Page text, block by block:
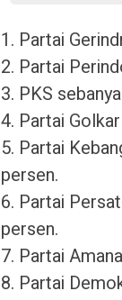
1. Partai
2. Partai
3. PKS
4. Partai
5. Partai
persen.
6. Partai
persen.
7. Partai
8. Partai